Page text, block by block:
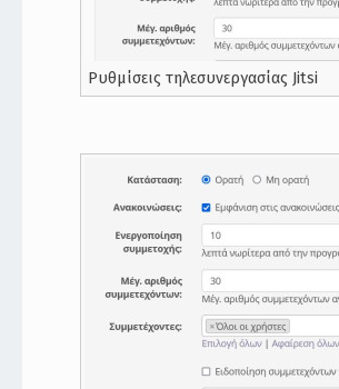
Ρυθμίσεις τηλεσυνεργασίας Jitsi